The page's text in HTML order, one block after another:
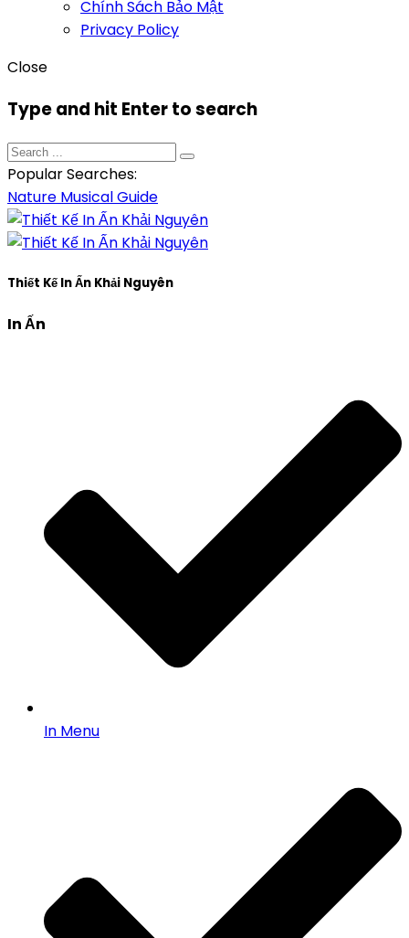
Chính Sách Bảo Mật
Privacy Policy
Close
Type and hit Enter to search
Popular Searches:
Nature MusicalGuide
Thiết Kế In Ấn Khải Nguyên
In Ấn
In Menu